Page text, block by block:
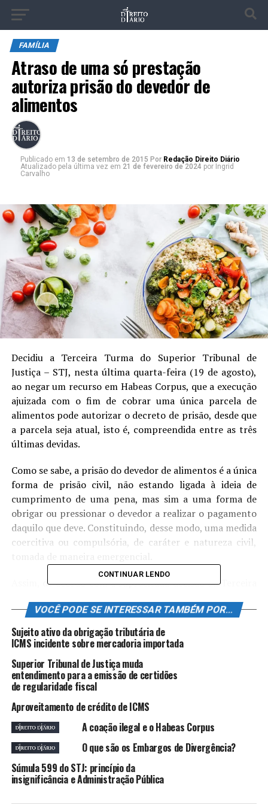
FAMÍLIA
Atraso de uma só prestação
autoriza prisão do devedor de
alimentos
Publicado em 13 de setembro de 2015 Por Redação Direito Diário
Atualizado pela última vez em 21 de fevereiro de 2024 por Ingrid
Carvalho
Decidiu a Terceira Turma do Superior Tribunal de
Justiça – STJ, nesta última quarta-feira (19 de agosto),
ao negar um recurso em Habeas Corpus, que a execução
ajuizada com o fim de cobrar uma única parcela de
alimentos pode autorizar o decreto de prisão, desde que
a parcela seja atual, isto é, compreendida entre as três
últimas devidas.
Como se sabe, a prisão do devedor de alimentos é a única
forma de prisão civil, não estando ligada à ideia de
cumprimento de uma pena, mas sim a uma forma de
obrigar ou pressionar o devedor a realizar o pagamento
daquilo que deve. Constituindo, desse modo, uma medida
coercitiva ou compulsória, de caráter e natureza civil,
Assim, de acordo com a supracitada decisão da Terceira
alimentos atual, entendendo-se por atual aquela entre
as três últimas devidas, está sujeito a ter sua prisão
decretada.
O relator, ministro João Otávio de Noronha recordou
jurisprudência do STJ segundo a qual “o débito
alimentar que autoriza a prisão civil é o que compreende
as três prestações anteriores ao ajuizamento da
execução” (Súmula 309). Portanto, até três meses, o
tratasse apenas de cobrança de prestações antigas, a
prisão não seria legal”.
CONTINUAR LENDO
VOCÊ PODE SE INTERESSAR TAMBÉM POR...
Sujeito ativo da obrigação tributária de
ICMS incidente sobre mercadoria importada
Superior Tribunal de Justiça muda
entendimento para a emissão de certidões
de regularidade fiscal
Aproveitamento de crédito de ICMS
A coação ilegal e o Habeas Corpus
O que são os Embargos de Divergência?
Súmula 599 do STJ: princípio da
insignificância e Administração Pública